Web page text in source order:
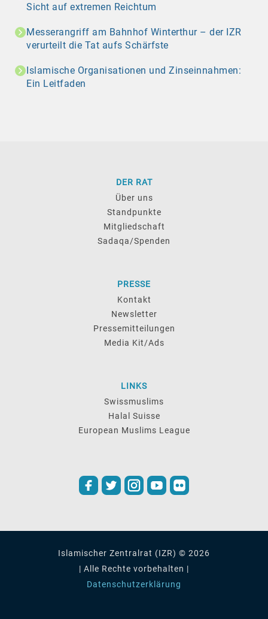
Sicht auf extremen Reichtum
Messerangriff am Bahnhof Winterthur – der IZR
verurteilt die Tat aufs Schärfste
Islamische Organisationen und Zinseinnahmen:
Ein Leitfaden
DER RAT
Über uns
Standpunkte
Mitgliedschaft
Sadaqa/Spenden
PRESSE
Kontakt
Newsletter
Pressemitteilungen
Media Kit/Ads
LINKS
Swissmuslims
Halal Suisse
European Muslims League
Islamischer Zentralrat (IZR) © 2026
| Alle Rechte vorbehalten |
Datenschutzerklärung